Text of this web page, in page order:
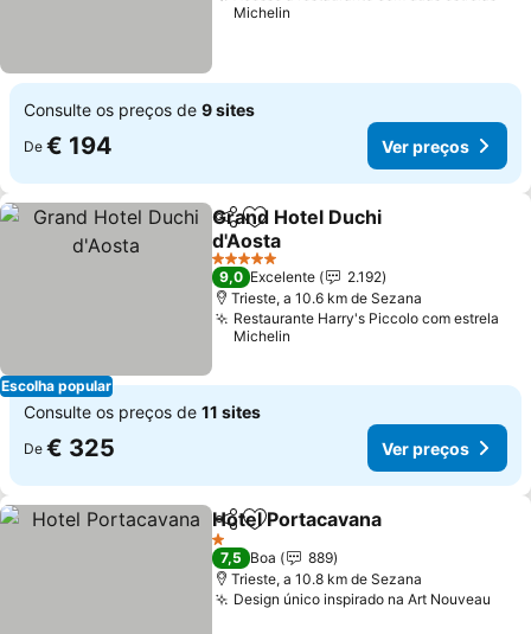
Michelin
Consulte os preços de 9 sites
De € 194 Ver preços
Escolha popular
PartilharAdicionar aos favoritos
Grand Hotel Duchi
d'Aosta
5 Estrelas
9,0 Excelente
2.192
Trieste, a 10.6 km de Sezana
Restaurante Harry's Piccolo com estrela
Michelin
Consulte os preços de 11 sites
De € 325 Ver preços
PartilharAdicionar aos favoritos
Hotel Portacavana
1 Estrelas
7,5 Boa
889
Trieste, a 10.8 km de Sezana
Design único inspirado na Art Nouveau